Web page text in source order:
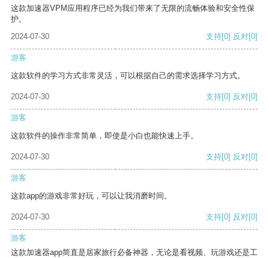
这款加速器VPM应用程序已经为我们带来了无限的流畅体验和安全性保
护。
2024-07-30
支持[0] 反对[0]
游客
这款软件的学习方式非常灵活，可以根据自己的需求选择学习方式。
2024-07-30 支持[0] 反对[0]
游客
这款软件的操作非常简单，即使是小白也能快速上手。
2024-07-30 支持[0] 反对[0]
游客
这款app的游戏非常好玩，可以让我消磨时间。
2024-07-30 支持[0] 反对[0]
游客
这款加速器app简直是居家旅行必备神器，无论是看视频、玩游戏还是工